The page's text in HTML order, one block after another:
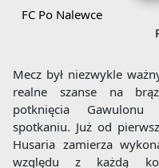
FC Po Nalewce
Mecz był niezwykle
realne szanse na
potknięcia
spotkaniu. Już od
Husaria zamierza
względu z każdą